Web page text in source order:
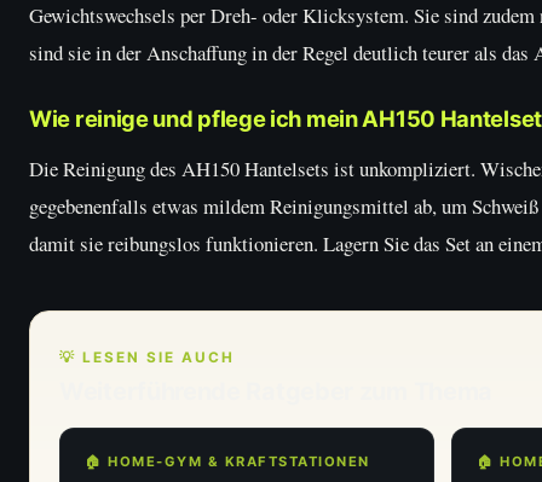
Gewichtswechsels per Dreh- oder Klicksystem. Sie sind
sind sie in der Anschaffung in der Regel deutlich teurer als das
Wie reinige und pflege ich mein AH150
Die Reinigung des AH150 Hantelsets ist unkompliziert.
gegebenenfalls etwas mildem Reinigungsmittel ab, um
damit sie reibungslos funktionieren. Lagern Sie das Set an
💡 LESEN SIE AUCH
🏠 HOME-GYM & KRAFTSTATIONEN 🏠